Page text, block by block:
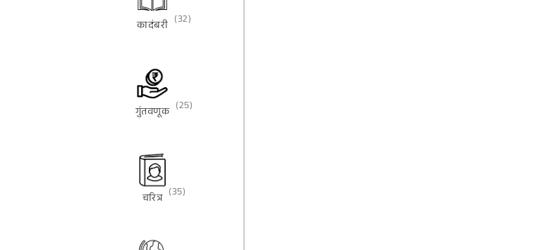
कादंबरी (32)
गुंतवणूक (25)
चरित्र (35)